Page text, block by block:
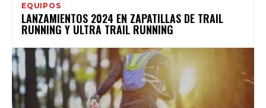
EQUIPOS
LANZAMIENTOS 2024 EN ZAPATILLAS DE TRAIL
RUNNING Y ULTRA TRAIL RUNNING